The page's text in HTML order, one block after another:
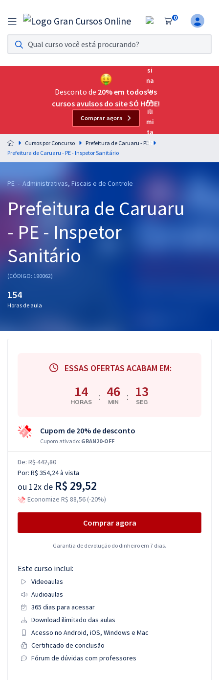
0
Assinatura Ilimitada 11
Acesso a todos os cursos. Teste grátis por 7 dias!
Assinatura OAB Até Passar
Acesso ilimitado a toda preparação para o Exame da
Residências Multiprofissionais
Preparação completa e intensiva para as principais
residências em saúde do Brasil
Cursos 20% OFF
Graduação
OAB
Mentorias
Desconto de 20% em todos os
cursos avulsos do site SÓ HOJE!
Comprar agora
Cursos por Concurso
Prefeitura de Caruaru - PE
Prefeitura de Caruaru - PE - Inspetor Sanitário
PE - Administrativas, Fiscais e de Controle
Prefeitura de Caruaru
- PE - Inspetor
Sanitário
(CÓDIGO: 190062)
154
Horas de aula
ESSAS OFERTAS ACABAM EM:
14
HORAS : 46
MIN : 13
SEG
Cupom de 20% de desconto
Cupom ativado: GRAN20-OFF
De: R$ 442,80
Por: R$ 354,24à vista
ou 12x de R$ 29,52
Economize R$ 88,56 (-20%)
Comprar agora
Garantia de devolução do dinheiro em 7 dias.
Este curso inclui:
Videoaulas
Audioaulas
365 dias para acessar
Download ilimitado das aulas
Acesso no Android, iOS, Windows e Mac
Certificado de conclusão
Fórum de dúvidas com professores